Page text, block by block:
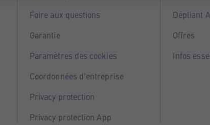
Foire aux questions
Garantie
Paramètres des cookies
Coordonnées d'entreprise
Privacy protection
Privacy protection App
Dépliant
Offres
Infos